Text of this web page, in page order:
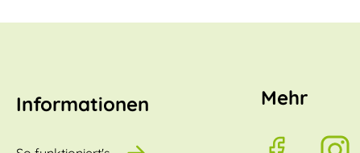
Informationen Mehr